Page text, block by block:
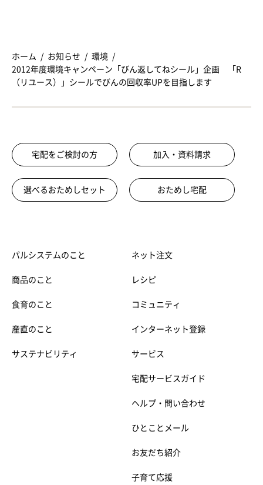
ホーム お知らせ
環境
2012年度環境キャンペーン「びん返してねシール」企画 「R
（リユース）」シールでびんの回収率UPを目指します
宅配をご検討の方 加入・資料請求
選べるおためしセット おためし宅配
パルシステムのこと
商品のこと
食育のこと
産直のこと
サステナビリティ
ネット注文
レシピ
コミュニティ
インターネット登録
サービス
宅配サービスガイド
ヘルプ・問い合わせ
ひとことメール
お友だち紹介
子育て応援